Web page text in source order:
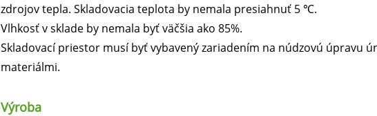
zdrojov tepla. Skladovacia teplota by nemala presiahnuť 5 ℃.
Vlhkosť v sklade by nemala byť väčšia ako 85%.
Skladovací priestor musí byť vybavený zariadením na núdzovú úpravu
materiálmi.
Výroba